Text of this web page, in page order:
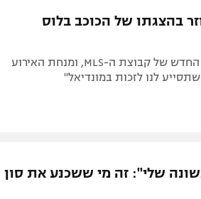
בהצגתו של הכוכב בלוס
צפו: הדרום-קוריאני הוצג כשחקן החדש של קבוצת ה-MLS, ומנחת האירוע
לנו לזכות במונדיאל"
שלי": זה מי ששכנע את סון